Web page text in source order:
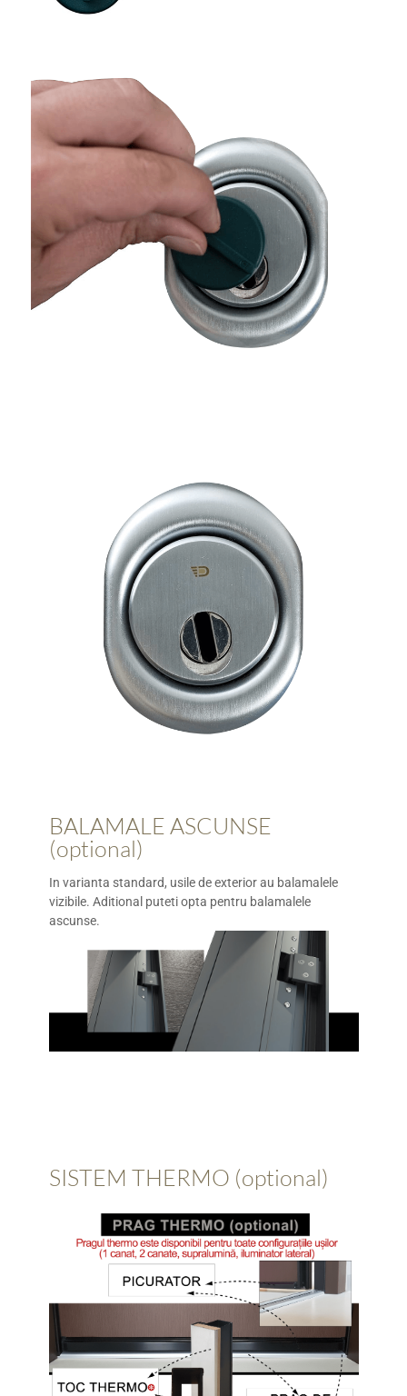
BALAMALE ASCUNSE
(optional)
In varianta standard, usile de exterior au balamalele
vizibile. Aditional puteti opta pentru balamalele
ascunse.
SISTEM THERMO (optional)